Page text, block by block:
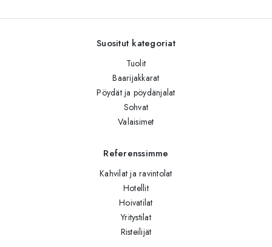
Suositut kategoriat
Tuolit
Baarijakkarat
Pöydät ja pöydänjalat
Sohvat
Valaisimet
Referenssimme
Kahvilat ja ravintolat
Hotellit
Hoivatilat
Yritystilat
Risteilijät